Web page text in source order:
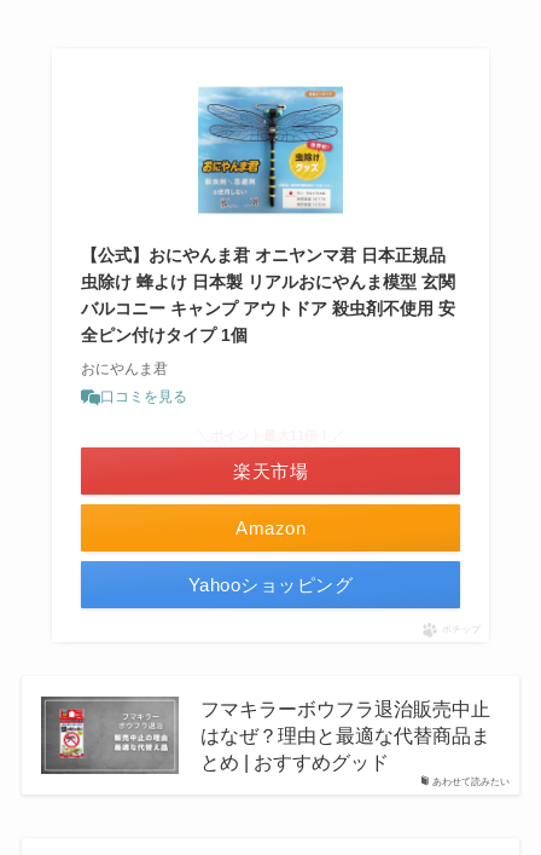
【公式】おにやんま君 オニヤンマ君 日本正規品
虫除け 蜂よけ 日本製 リアルおにやんま模型 玄関
バルコニー キャンプ アウトドア 殺虫剤不使用 安
全ピン付けタイプ 1個
おにやんま君
口コミを見る
Amazon
楽天市場
Yahooショッピング
ポチップ
あわせて読みたい
フマキラーボウフラ退治販売中止
はなぜ？理由と最適な代替商品ま
とめ | おすすめグッド